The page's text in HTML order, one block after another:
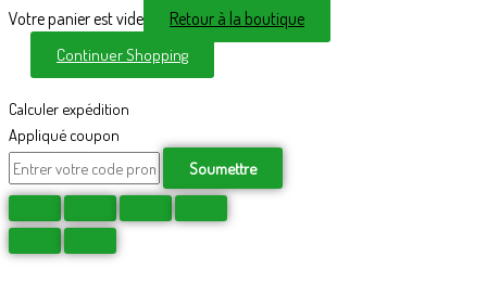
Votre panier est vide Retour à la boutique
Continuer Shopping
Calculer expédition
Appliqué coupon
Soumettre